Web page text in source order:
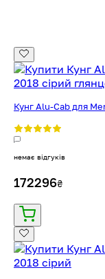
Кунг Alu-Cab для
немає відгуків
172296₴